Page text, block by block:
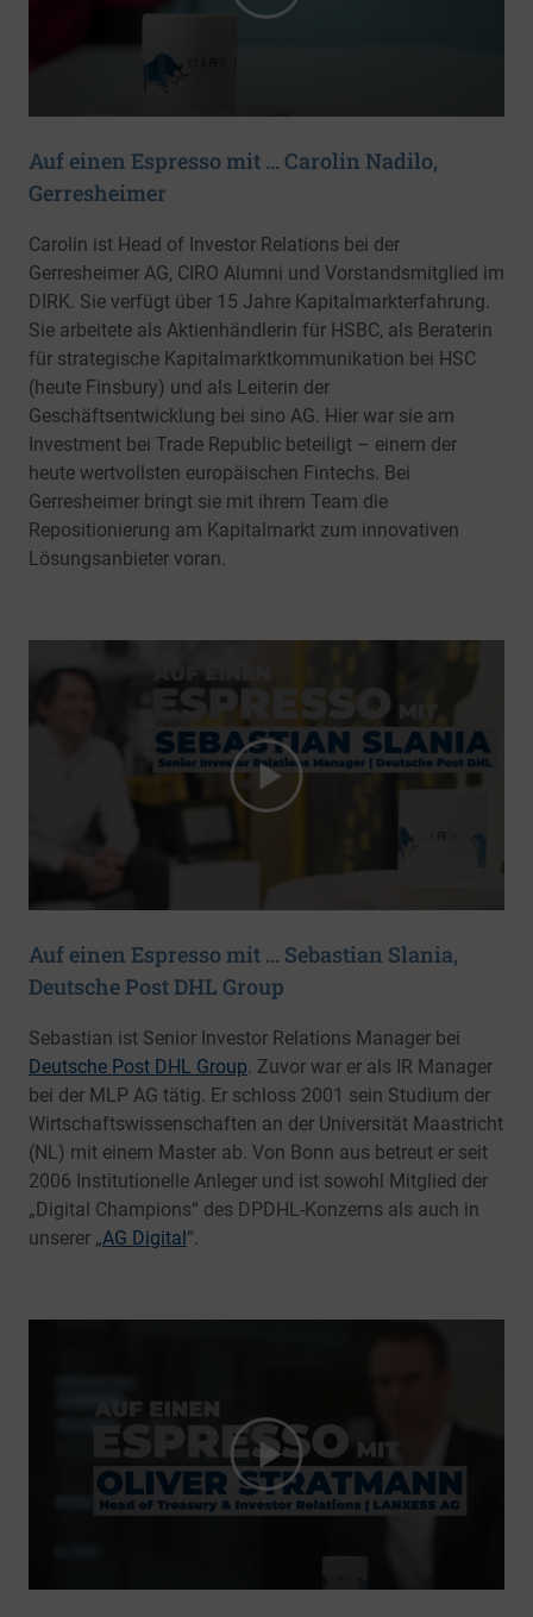
Auf einen Espresso mit … Carolin Nadilo,
Gerresheimer
Carolin ist Head of Investor Relations bei der
Gerresheimer AG, CIRO Alumni und Vorstandsmitglied im
DIRK. Sie verfügt über 15 Jahre Kapitalmarkterfahrung.
Sie arbeitete als Aktienhändlerin für HSBC, als Beraterin
für strategische Kapitalmarktkommunikation bei HSC
(heute Finsbury) und als Leiterin der
Geschäftsentwicklung bei sino AG. Hier war sie am
Investment bei Trade Republic beteiligt – einem der
heute wertvollsten europäischen Fintechs. Bei
Gerresheimer bringt sie mit ihrem Team die
Repositionierung am Kapitalmarkt zum innovativen
Lösungsanbieter voran.
Auf einen Espresso mit … Sebastian Slania,
Deutsche Post DHL Group
Sebastian ist Senior Investor Relations Manager bei
Deutsche Post DHL Group. Zuvor war er als IR Manager
bei der MLP AG tätig. Er schloss 2001 sein Studium der
Wirtschaftswissenschaften an der Universität Maastricht
(NL) mit einem Master ab. Von Bonn aus betreut er seit
2006 Institutionelle Anleger und ist sowohl Mitglied der
„Digital Champions“ des DPDHL-Konzerns als auch in
unserer „AG Digital“.